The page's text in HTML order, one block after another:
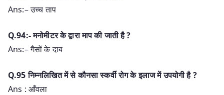
Ans:– उच्च ताप
Q.94:- मनोमीटर के द्वारा माप की जाती है ?
Ans:– गैसों के दाब
Q.95 निम्नलिखित में से कौनसा स्कर्वी रोग के इलाज में उपयोगी है ?
Ans : आँवला